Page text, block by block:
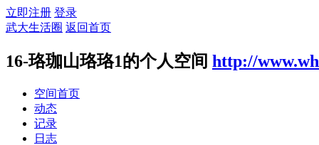
立即注册 登录
武大生活圈 返回首页
16-珞珈山珞珞1的个人空间 http://
空间首页
动态
记录
日志